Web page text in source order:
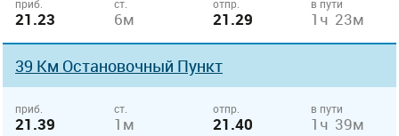
приб.
21.23
ст.
6м
отпр.
21.29
в пути
1ч 23м
39 Км Остановочный Пункт
приб.
21.39
ст.
1м
отпр.
21.40
в пути
1ч 39м